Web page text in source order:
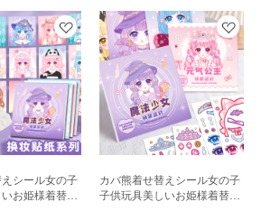
シール女の子
お姫様着替え
カバ熊着せ替えシール女の子
子供玩具美しいお姫様着替え